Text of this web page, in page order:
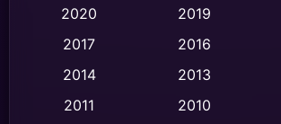
Classic หนังคลาสสิก
Comedy ตลก
2020
2019
2017
2016
2014
2013
2011
2010